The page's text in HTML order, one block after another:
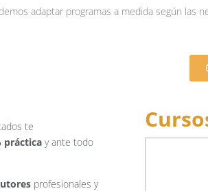
adaptar programas a medida según las
te
práctica y ante todo
profesionales y